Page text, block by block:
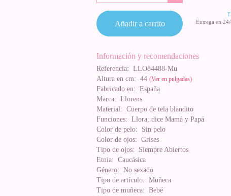
Entrega en
Añadir a carrito
Información y recomendaciones
Referencia: LLO84488-Mu
Altura en cm: 44 (Ver en pulgadas)
Fabricado en: España
Marca: Llorens
Material: Cuerpo de tela blandito
Funciones: Llora, dice Mamá y Papá
Color de pelo: Sin pelo
Color de ojos: Grises
Tipo de ojos: Siempre Abiertos
Etnia: Caucásica
Género: No sexado
Tipo de artículo: Muñeca
Tipo de muñeca: Bebé